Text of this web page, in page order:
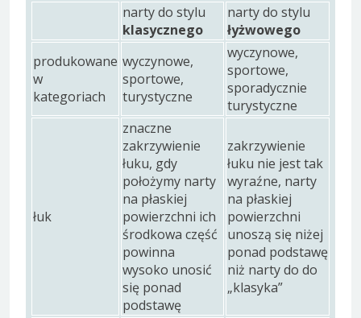
narty do stylu
klasycznego
narty do stylu
łyżwowego
produkowane
w
kategoriach
wyczynowe,
sportowe,
turystyczne
wyczynowe,
sportowe,
sporadycznie
turystyczne
łuk
znaczne
zakrzywienie
łuku, gdy
położymy narty
na płaskiej
powierzchni ich
środkowa część
powinna
wysoko unosić
się ponad
podstawę
zakrzywienie
łuku nie jest tak
wyraźne, narty
na płaskiej
powierzchni
unoszą się niżej
ponad podstawę
niż narty do do
„klasyka”